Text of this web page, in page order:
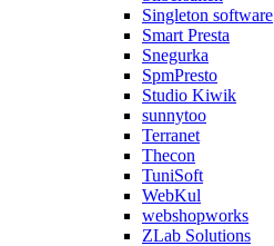
Singleton software
Smart Presta
Snegurka
SpmPresto
Studio Kiwik
sunnytoo
Terranet
Thecon
TuniSoft
WebKul
webshopworks
ZLab Solutions